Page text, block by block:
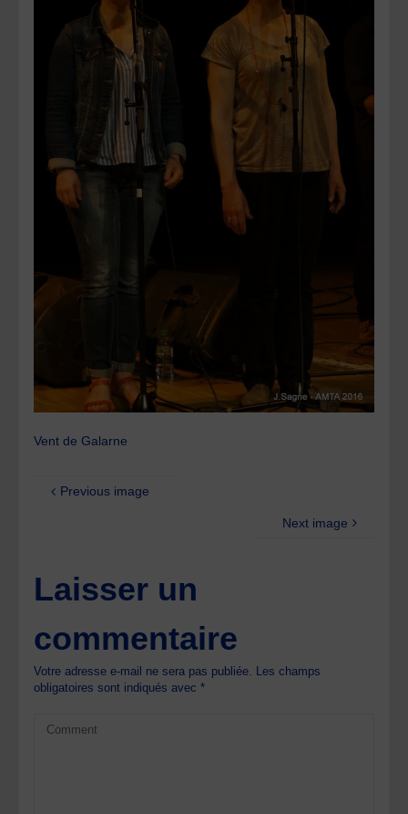
Vent de Galarne
Previous image
Next image
Laisser un
commentaire
Votre adresse e-mail ne sera pas publiée.
Les champs
obligatoires sont indiqués avec*